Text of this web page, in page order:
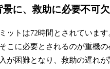
に、救助に必要不可
ットは72時間とされていま
こに必要とされるのが重機
が困難となり、救助の遅れ